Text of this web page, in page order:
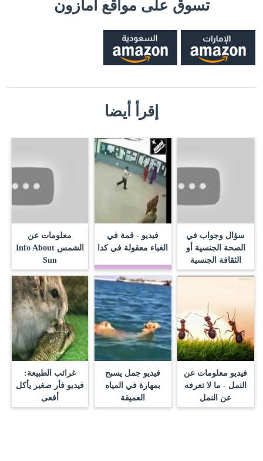
تسوق على مواقع أمازون
إقرأ أيضا
سؤال وجواب في
الصحة الجنسية أو
الثقافة الجنسية
فيديو - قمة في
الغباء معقولة في كدا‬
معلومات عن
الشمس Info About
Sun
فيديو معلومات عن
النمل - ما لا تعرفه
عن النمل
فيديو جمل يسبح
بمهارة في المياه
العميقة
غرائب الطبيعة:
فيديو فأر صغير يأكل
أفعى